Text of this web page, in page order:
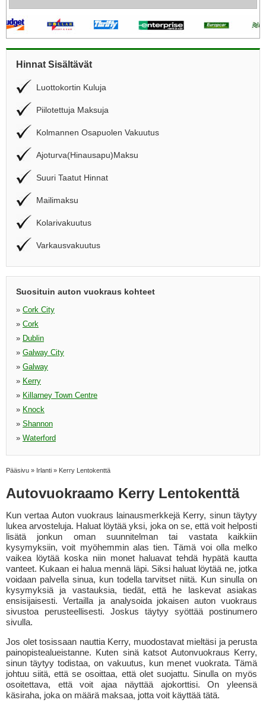
Hinnat Sisältävät
Luottokortin Kuluja
Piilotettuja Maksuja
Kolmannen Osapuolen Vakuutus
Ajoturva(Hinausapu)Maksu
Suuri Taatut Hinnat
Mailimaksu
Kolarivakuutus
Varkausvakuutus
Suosituin auton vuokraus kohteet
» Cork City
» Cork
» Dublin
» Galway City
» Galway
» Kerry
» Killarney Town Centre
» Knock
» Shannon
» Waterford
Pääsivu » Irlanti » Kerry Lentokenttä
Autovuokraamo Kerry Lentokenttä
Kun vertaa Auton vuokraus lainausmerkkejä Kerry, sinun täytyy
lukea arvosteluja. Haluat löytää yksi, joka on se, että voit helposti
lisätä jonkun oman suunnitelman tai vastata kaikkiin
kysymyksiin, voit myöhemmin alas tien. Tämä voi olla melko
vaikea löytää koska niin monet haluavat tehdä hypätä kautta
vanteet. Kukaan ei halua mennä läpi. Siksi haluat löytää ne, jotka
voidaan palvella sinua, kun todella tarvitset niitä. Kun sinulla on
kysymyksiä ja vastauksia, tiedät, että he laskevat asiakas
ensisijaisesti. Vertailla ja analysoida jokaisen auton vuokraus
sivustoa perusteellisesti. Joskus täytyy syöttää postinumero
sivulla.
Jos olet tosissaan nauttia Kerry, muodostavat mieltäsi ja perusta
painopistealueistanne. Kuten sinä katsot Autonvuokraus Kerry,
sinun täytyy todistaa, on vakuutus, kun menet vuokrata. Tämä
johtuu siitä, että se osoittaa, että olet suojattu. Sinulla on myös
osoitettava, että voit ajaa näyttää ajokorttisi. On yleensä
käsiraha, joka on määrä maksaa, jotta voit käyttää tätä.